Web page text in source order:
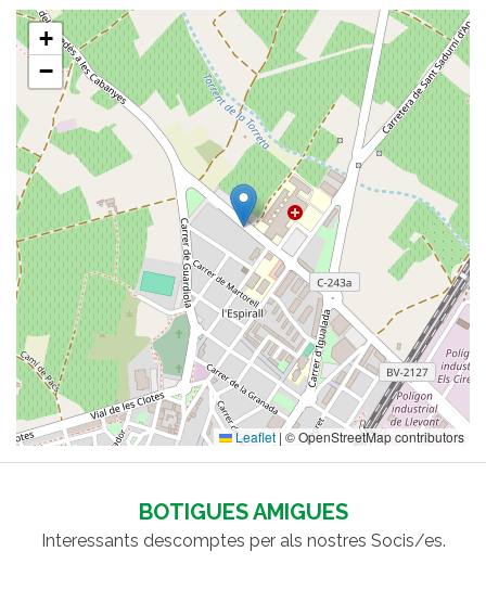
+
−
Leaflet | © OpenStreetMap contributors
BOTIGUES AMIGUES
Interessants descomptes per als nostres Socis/es.